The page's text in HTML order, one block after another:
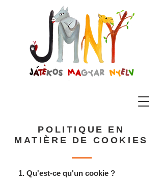
POLITIQUE EN
MATIÈRE DE COOKIES
1. Qu'est-ce qu'un cookie ?